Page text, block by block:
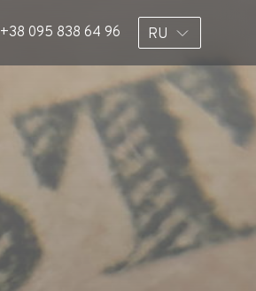
+38 095 838 64 96 RU